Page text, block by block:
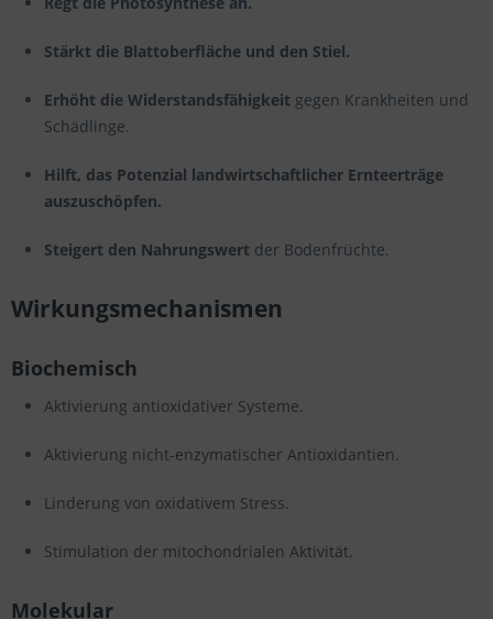
Stärkt die Blattoberfläche und den Stiel.
Erhöht die Widerstandsfähigkeit gegen Krankheiten und
Schädlinge.
Hilft, das Potenzial landwirtschaftlicher Ernteerträge
auszuschöpfen.
Steigert den Nahrungswert der Bodenfrüchte.
Wirkungsmechanismen
Biochemisch
Aktivierung antioxidativer Systeme.
Aktivierung nicht-enzymatischer Antioxidantien.
Linderung von oxidativem Stress.
Stimulation der mitochondrialen Aktivität.
Molekular